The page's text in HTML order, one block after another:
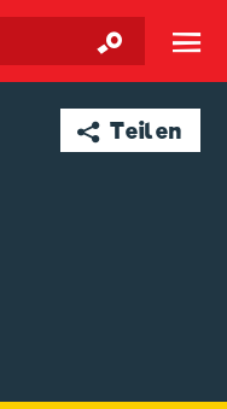
Taschenbuch ☰
➦ Teilen